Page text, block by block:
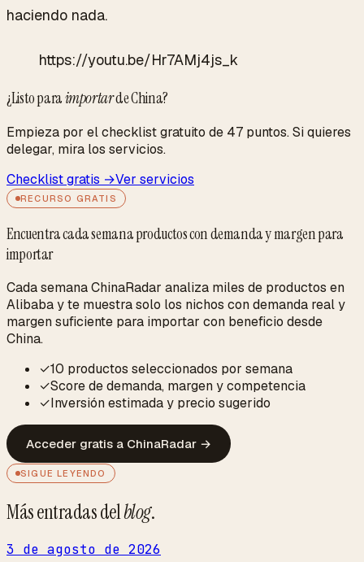
haciendo nada.
https://youtu.be/Hr7AMj4js_k
¿Listo paraimportarde China?
Empieza por el checklist gratuito de 47 puntos. Si quieres
delegar, mira los servicios.
Checklist gratis →Ver servicios
RECURSO GRATIS
Encuentra cada semana productos con demanda y margen para
importar
Cada semana ChinaRadar analiza miles de productos en
Alibaba y te muestra solo los nichos con demanda real y
margen suficiente para importar con beneficio desde
China.
✓10 productos seleccionados por semana
✓Score de demanda, margen y competencia
✓Inversión estimada y precio sugerido
Acceder gratis a ChinaRadar →
SIGUE LEYENDO
Más entradas delblog.
3 de agosto de 2026